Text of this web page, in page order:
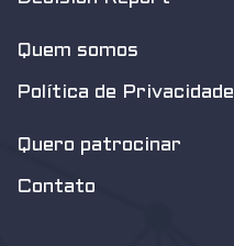
Quem somos
Política de Privacidade
Quero patrocinar
Contato